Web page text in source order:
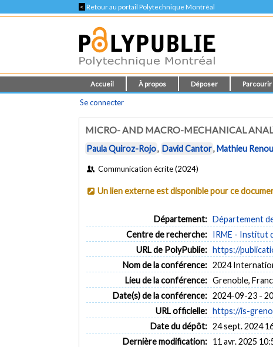
< Retour au portail Polytechnique Montréal
Accueil À propos Déposer Parcourir
Se connecter
MICRO- AND MACRO-MECHANICAL
Paula Quiroz-Rojo, David Cantor,Mathieu
Communication écrite (2024)
Un lien externe est disponible pour ce
Département: Département
Centre de recherche: IRME - Institut
URL de PolyPublie: https://
Nom de la conférence: 2024
Lieu de la conférence: Grenoble,
Date(s) de la conférence: 2024-09-23 -
URL officielle: https://is-
Date du dépôt: 24 sept. 2024
Dernière modification: 11 avr. 2025